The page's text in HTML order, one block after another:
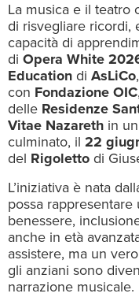
La musica e il teatro
di risvegliare ricordi,
capacità di
di Opera White
Education di AsLiCo
con Fondazione OIC
delle Residenze
Vitae Nazareth in
culminato, il 22
del Rigoletto di
L’iniziativa è nata
possa
benessere,
anche in età
assistere, ma un
gli anziani sono
narrazione musicale.